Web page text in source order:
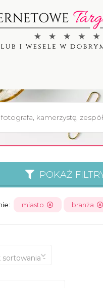
POKAŻ
miasto branża
sortowania -